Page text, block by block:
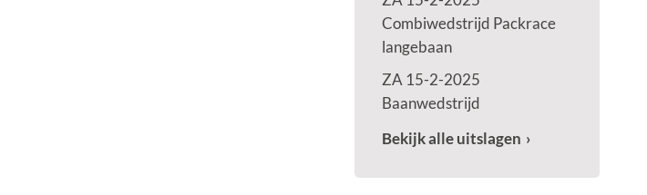
Combiwedstrijd Packrace
langebaan
ZA 15-2-2025
Baanwedstrijd
Bekijk alle uitslagen